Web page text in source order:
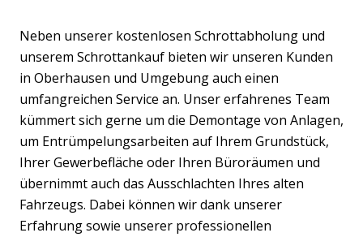
Neben unserer kostenlosen Schrottabholung und
unserem Schrottankauf bieten wir unseren Kunden
in Oberhausen und Umgebung auch einen
umfangreichen Service an. Unser erfahrenes Team
kümmert sich gerne um die Demontage von Anlagen,
um Entrümpelungsarbeiten auf Ihrem Grundstück,
Ihrer Gewerbefläche oder Ihren Büroräumen und
übernimmt auch das Ausschlachten Ihres alten
Fahrzeugs. Dabei können wir dank unserer
Erfahrung sowie unserer professionellen